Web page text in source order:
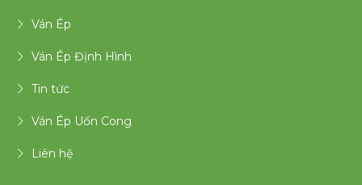
Ván Ép
Ván Ép Định Hình
Tin tức
Ván Ép Uốn Cong
Liên hệ